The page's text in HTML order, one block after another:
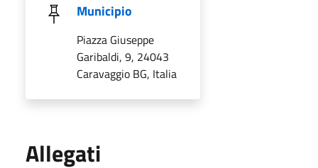
Municipio
Piazza Giuseppe
Garibaldi, 9, 24043
Caravaggio BG, Italia
Allegati